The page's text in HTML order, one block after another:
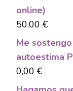
online)
50,00 €
Me
autoestima
0,00 €